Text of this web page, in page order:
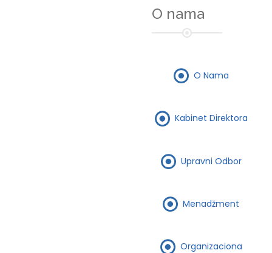
O nama
O Nama
Kabinet Direktora
Upravni Odbor
Menadžment
Organizaciona